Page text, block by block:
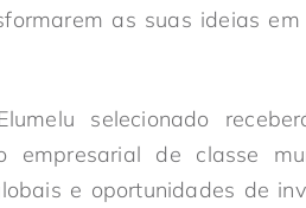
as suas ideias
selecionado
empresarial de classe
e oportunidades de